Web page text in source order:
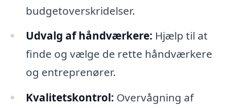
budgetoverskridelser.
Udvalg af håndværkere: Hjælp til at
finde og vælge de rette håndværkere
og entreprenører.
Kvalitetskontrol: Overvågning af